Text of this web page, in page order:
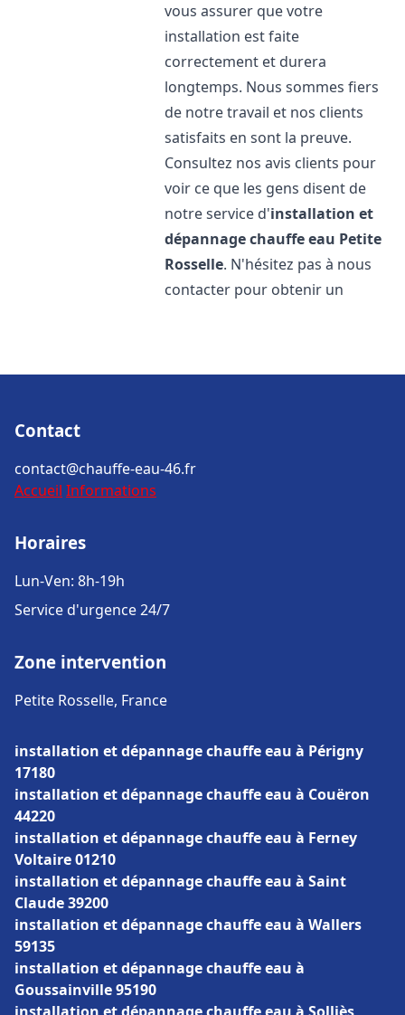
vous assurer que votre
installation est faite
correctement et durera
longtemps. Nous sommes fiers
de notre travail et nos clients
satisfaits en sont la preuve.
Consultez nos avis clients pour
voir ce que les gens disent de
notre service d'installation et
dépannage chauffe eau Petite
Rosselle. N'hésitez pas à nous
contacter pour obtenir un
Contact
contact@chauffe-eau-46.fr
Accueil Informations
Horaires
Lun-Ven: 8h-19h
Service d'urgence 24/7
Zone intervention
Petite Rosselle, France
installation et dépannage chauffe eau à Périgny
17180
installation et dépannage chauffe eau à Couëron
44220
installation et dépannage chauffe eau à Ferney
Voltaire 01210
installation et dépannage chauffe eau à Saint
Claude 39200
installation et dépannage chauffe eau à Wallers
59135
installation et dépannage chauffe eau à
Goussainville 95190